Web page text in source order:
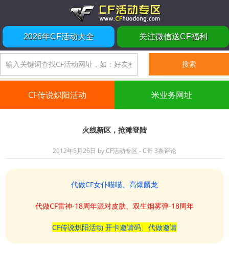
2026年CF活动大全 关注微信送CF福利
CF传说炽阳活动 米业务网址
火线新区，抢滩登陆
2012年5月26日 byCF活动专区 - C哥3条评论
代做CF女仆喵喵、高爆麟龙
代做CF雷神-18周年派对皮肤、双生烟雾弹-18周年
CF传说炽阳活动 开卡邀请码、代做邀请